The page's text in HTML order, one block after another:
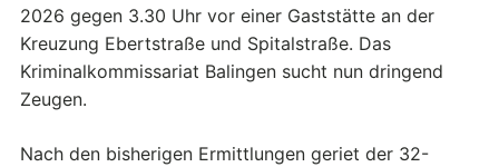
2026 gegen 3.30 Uhr vor einer Gaststätte an der
Kreuzung Ebertstraße und Spitalstraße. Das
Kriminalkommissariat Balingen sucht nun dringend
Zeugen.
Nach den bisherigen Ermittlungen geriet der 32-